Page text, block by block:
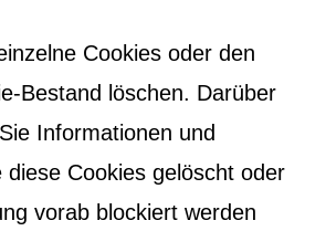
Cookies oder den
Bestand löschen. Darüber
Informationen und
diese Cookies gelöscht oder
vorab blockiert werden